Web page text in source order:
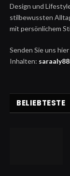
Design und
stilbewussten
mit persönlichem
Senden Sie uns
Inhalten:
BELIEBTESTE